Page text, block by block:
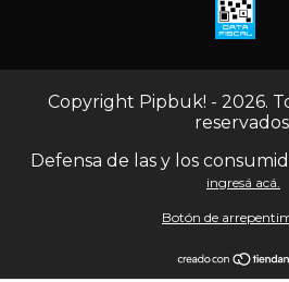
Copyright Pipbuk! - 2026.
Defensa de las y los
ingresá acá.
Botón de